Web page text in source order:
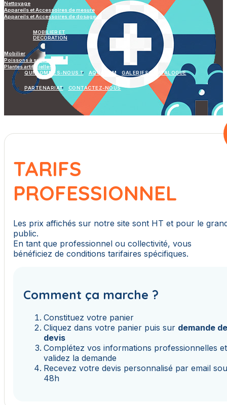
Nettoyage
Appareils et Accessoires de mesure
Appareils et Accessoires de dosage
MOBILIER ET
DECORATION
Mobilier
Poissons à suspendre
Plantes artificielles
QUI SOMMES-NOUS ?
AQUAGYM GALERIES CATALOGUE
PARTENARIAT CONTACTEZ-NOUS
TARIFS
PROFESSIONNEL
Les prix affichés sur notre site sont HT et pour le
public.
En tant que professionnel ou collectivité, vous
bénéficiez de conditions tarifaires spécifiques.
Comment ça marche ?
Constituez votre panier
Cliquez dans votre panier puis sur demande
devis
Complétez vos informations professionnelles et
validez la demande
Recevez votre devis personnalisé par email
48h